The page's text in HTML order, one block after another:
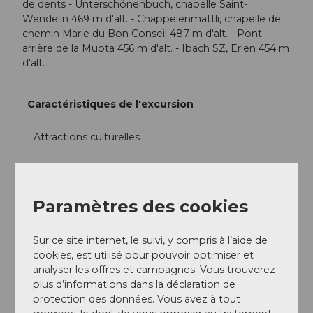
de dents - Unterschönenbuch, chapelle Saint-
Wendelin 469 m d'alt. - Chappelenmattli, chapelle de
chemin Marie du Bon Conseil 487 m d'alt. - Pont
arrière de la Muota 456 m d'alt. - Ibach SZ, Erlen 454 m
d'alt.
Caractéristiques de l'excursion
Attractions culturelles
Equipement
Chaussures de randonnée ou baskets, veste de pluie,
boisson, nourriture, éventuellement des bâtons.
Arrivée et stationnement
Paramètres des cookies
Sur ce site internet, le suivi, y compris à l’aide de
cookies, est utilisé pour pouvoir optimiser et
analyser les offres et campagnes. Vous trouverez
plus d’informations dans la déclaration de
protection des données. Vous avez à tout